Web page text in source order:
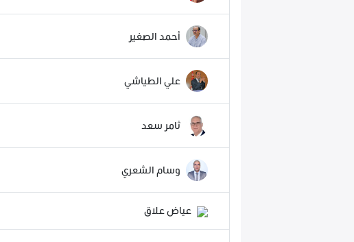
أحمد الصغير
علي الطياشي
ثامر سعد
وسام الشعري
عياض علاق